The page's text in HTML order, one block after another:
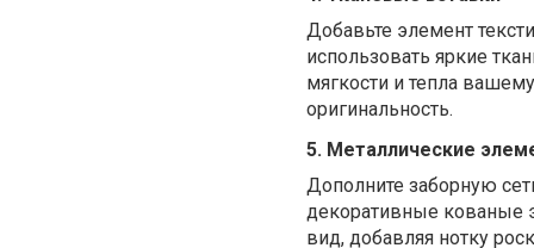
Добавьте элемент
использовать яркие
мягкости и тепла
оригинальность.
5. Металлические
Дополните заборную
декоративные кованые
вид, добавляя нотку